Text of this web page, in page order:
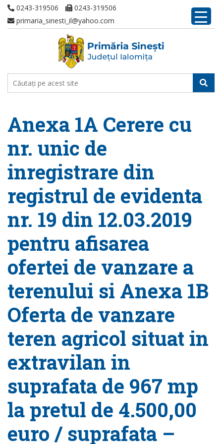
0243-319506
0243-319506
primaria_sinesti_il@yahoo.com
Anexa 1A Cerere cu
nr. unic de
inregistrare din
registrul de evidenta
nr. 19 din 12.03.2019
pentru afisarea
ofertei de vanzare a
terenului si Anexa 1B
Oferta de vanzare
teren agricol situat in
extravilan in
suprafata de 967 mp
la pretul de 4.500,00
euro / suprafata –